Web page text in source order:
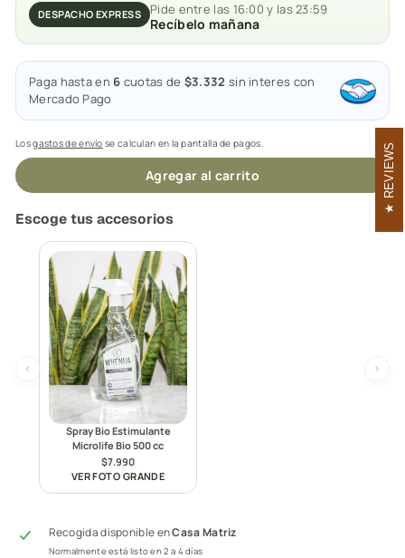
DESPACHO EXPRESS Pide entre las 16:00 y las 23:59
Recíbelo mañana
Paga hasta en 6 cuotas de $3.332 sin interes con
Mercado Pago
Losgastos de envío se calculan en la pantalla de pagos.
Agregar al carrito
Escoge tus accesorios
‹
Spray Bio Estimulante
Microlife Bio 500 cc
$7.990
VER FOTO GRANDE
›
Recogida disponible enCasa Matriz
Normalmente está listo en 2 a 4 días
REVIEWS